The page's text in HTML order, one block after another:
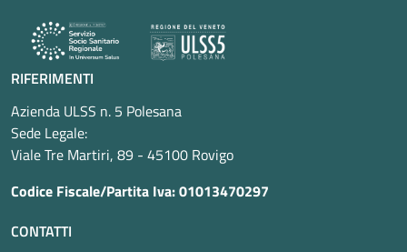
RIFERIMENTI
Azienda ULSS n. 5 Polesana
Sede Legale:
Viale Tre Martiri, 89 - 45100 Rovigo
Codice Fiscale/Partita Iva: 01013470297
CONTATTI